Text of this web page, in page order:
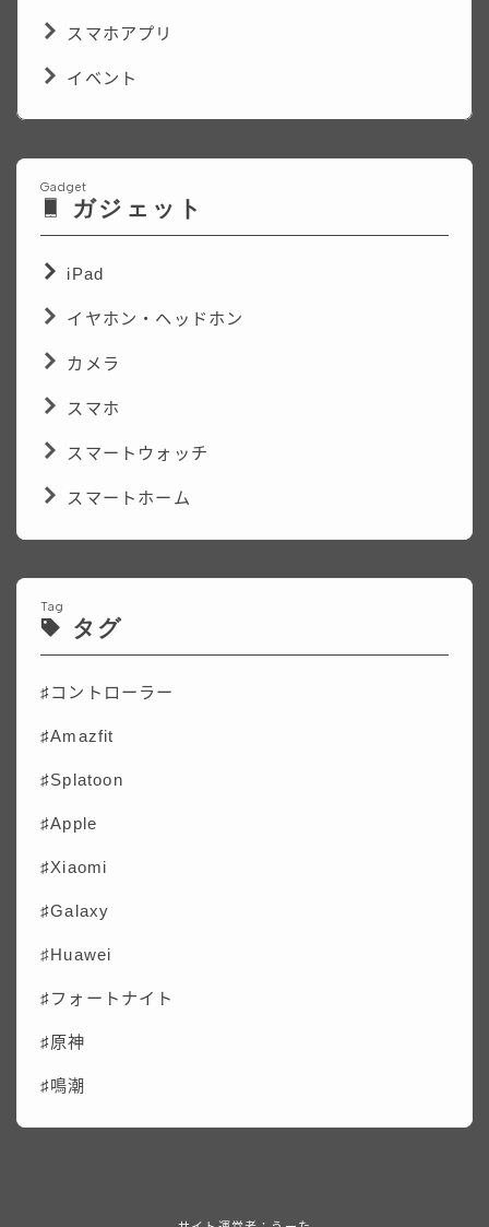
スマホアプリ
イベント
Gadget
ガジェット
iPad
イヤホン・ヘッドホン
カメラ
スマホ
スマートウォッチ
スマートホーム
Tag
タグ
♯コントローラー
♯Amazfit
♯Splatoon
♯Apple
♯Xiaomi
♯Galaxy
♯Huawei
♯フォートナイト
♯原神
♯鳴潮